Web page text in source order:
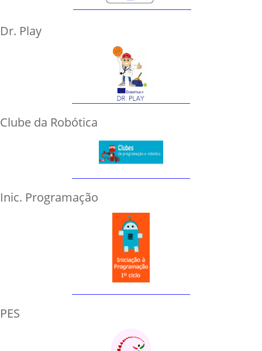
Dr. Play
Clube da Robótica
Inic. Programação
PES